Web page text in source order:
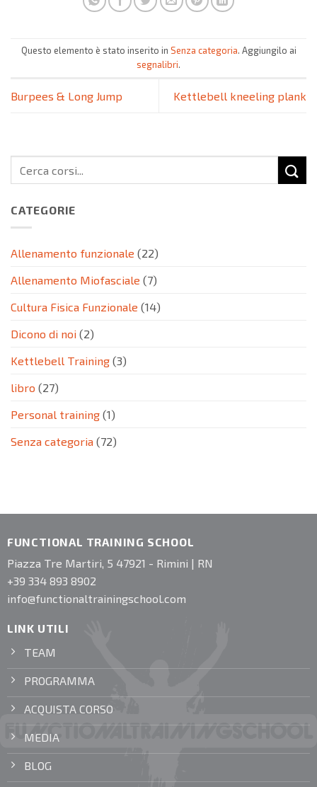
Questo elemento è stato inserito in Senza categoria. Aggiungilo ai
segnalibri.
Burpees & Long Jump Kettlebell kneeling plank
CATEGORIE
Allenamento funzionale (22)
Allenamento Miofasciale (7)
Cultura Fisica Funzionale (14)
Dicono di noi (2)
Kettlebell Training (3)
libro (27)
Personal training (1)
Senza categoria (72)
FUNCTIONAL TRAINING SCHOOL
Piazza Tre Martiri, 5 47921 - Rimini | RN
+39 334 893 8902
info@functionaltrainingschool.com
LINK UTILI
TEAM
PROGRAMMA
ACQUISTA CORSO
MEDIA
BLOG